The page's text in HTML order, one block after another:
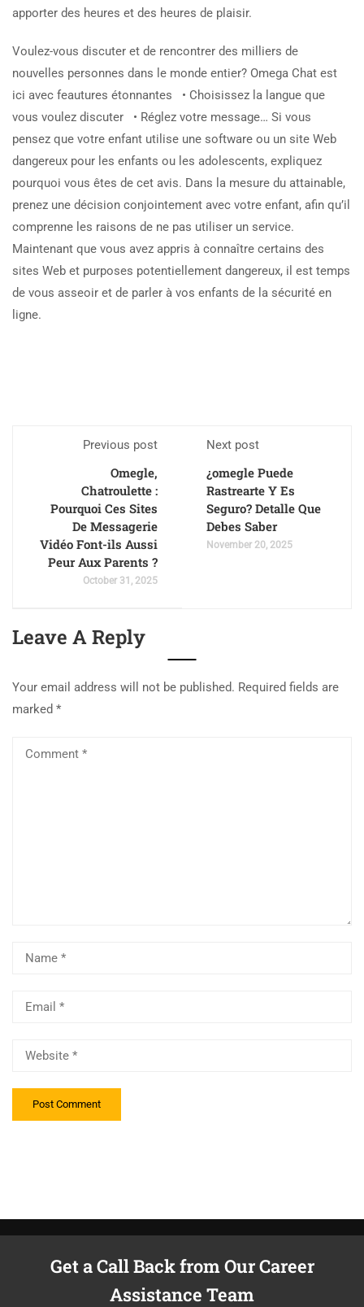
apporter des heures et des heures de plaisir.
Voulez-vous discuter et de rencontrer des milliers de
nouvelles personnes dans le monde entier? Omega Chat est
ici avec feautures étonnantes • Choisissez la langue que
vous voulez discuter • Réglez votre message… Si vous
pensez que votre enfant utilise une software ou un site Web
dangereux pour les enfants ou les adolescents, expliquez
pourquoi vous êtes de cet avis. Dans la mesure du attainable,
prenez une décision conjointement avec votre enfant, afin qu’il
comprenne les raisons de ne pas utiliser un service.
Maintenant que vous avez appris à connaître certains des
sites Web et purposes potentiellement dangereux, il est temps
de vous asseoir et de parler à vos enfants de la sécurité en
ligne.
Previous post
Omegle,
Chatroulette :
Pourquoi Ces Sites
De Messagerie
Vidéo Font-ils Aussi
Peur Aux Parents ?
October 31, 2025
Next post
¿omegle Puede
Rastrearte Y Es
Seguro? Detalle Que
Debes Saber
November 20, 2025
Leave A Reply
Your email address will not be published. Required fields are
marked *
Get a Call Back from Our Career
Assistance Team